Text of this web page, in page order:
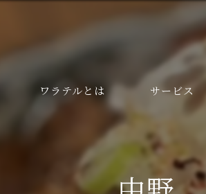
ワラテルとは サービス